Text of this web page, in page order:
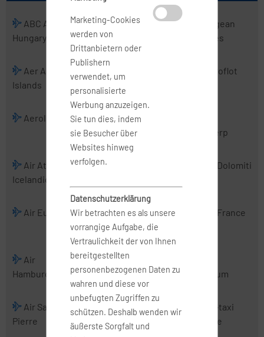
ABC Air
Hungary
Abelag
Aviation
ACT
Aegean
Airlines
Aer Arann
Islands
Aer Lingus Aeroflot
Aerologic Air Albania
Antwerp
Air Atlanta
Icelandic
Air Baltic Air Dolomiti
Air Europa
Air Europa
Express
Air France
Air France
Air
Hamburg
Air Malta
Mediterranean
Nostrum
Air Saint-
Pierre
Air Serbia Air Urga
Air-taxi
europe
Marketing-Cookies
werden von
Drittanbietern oder
Publishern
verwendet, um
personalisierte
Werbung anzuzeigen.
Sie tun dies, indem
sie Besucher über
Websites hinweg
verfolgen.
Datenschutzerklärung
Wir betrachten es als unsere
vorrangige Aufgabe, die
Vertraulichkeit der von Ihnen
bereitgestellten
personenbezogenen Daten zu
wahren und diese vor
unbefugten Zugriffen zu
schützen. Deshalb wenden wir
äußerste Sorgfalt und